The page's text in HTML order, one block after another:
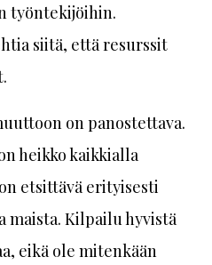
työntekijöihin.
siitä, että resurssit
on panostettava.
heikko kaikkialla
etsittävä erityisesti
maista. Kilpailu hyvistä
eikä ole mitenkään